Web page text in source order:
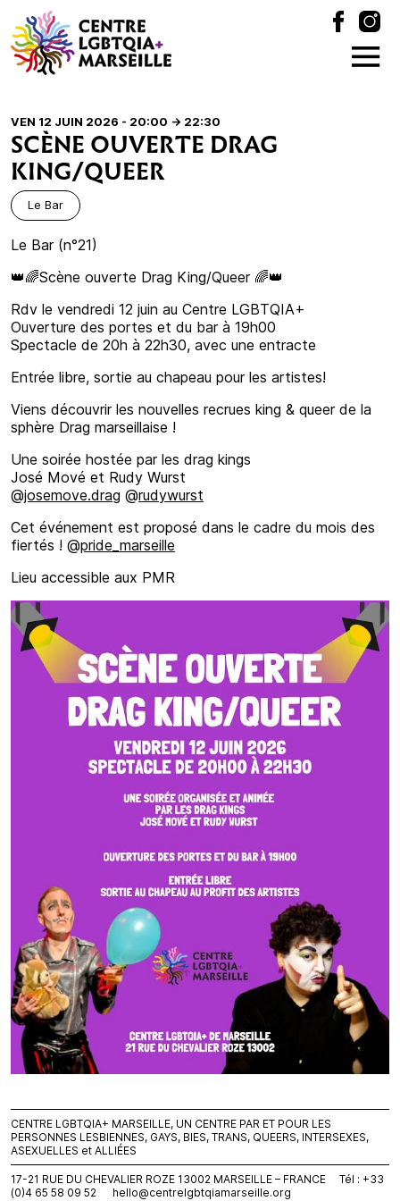
VEN 12 JUIN 2026 - 20:00 -> 22:30
SCÈNE OUVERTE DRAG
KING/QUEER
Le Bar
Le Bar (n°21)
👑🌈Scène ouverte Drag King/Queer 🌈👑
Rdv le vendredi 12 juin au Centre LGBTQIA+
Ouverture des portes et du bar à 19h00
Spectacle de 20h à 22h30, avec une entracte
Entrée libre, sortie au chapeau pour les artistes!
Viens découvrir les nouvelles recrues king & queer de la
sphère Drag marseillaise !
Une soirée hostée par les drag kings
José Mové et Rudy Wurst
@josemove.drag @rudywurst
Cet événement est proposé dans le cadre du mois des
fiertés ! @pride_marseille
Lieu accessible aux PMR
CENTRE LGBTQIA+ MARSEILLE, UN CENTRE PAR ET POUR LES
PERSONNES LESBIENNES, GAYS, BIES, TRANS, QUEERS, INTERSEXES,
ASEXUELLES et ALLIÉES
17-21 RUE DU CHEVALIER ROZE 13002 MARSEILLE – FRANCE Tél : +33
(0)4 65 58 09 52
hello@centrelgbtqiamarseille.org